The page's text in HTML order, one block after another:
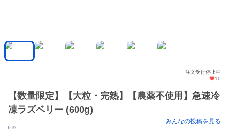
注文受付停止中
10
【数量限定】【大粒・完熟】【農薬不使用】急速冷
凍ラズベリー (600g)
みんなの投稿を見る